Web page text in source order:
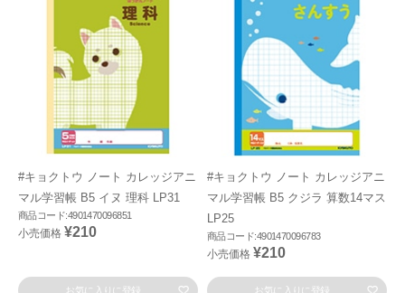
#キョクトウ ノート カレッジアニ
マル学習帳 B5 イヌ 理科 LP31
商品コード:4901470096851
小売価格 ¥210
お気に入りに登録
#キョクトウ ノート カレッジアニ
マル学習帳 B5 クジラ 算数14マス
LP25
商品コード:4901470096783
小売価格 ¥210
お気に入りに登録